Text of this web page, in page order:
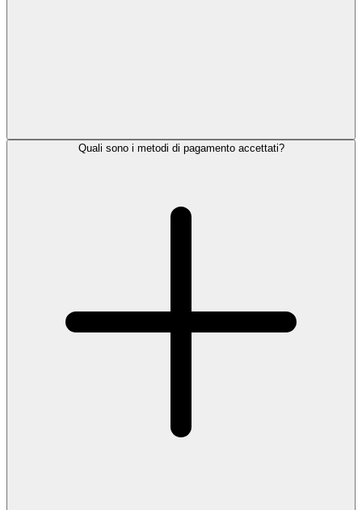
Quali sono i metodi di pagamento accettati?